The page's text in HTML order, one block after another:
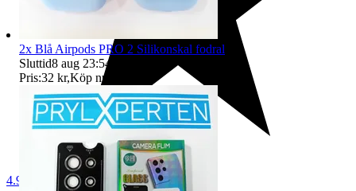
4.9
2x Blå Airpods PRO 2 Silikonskal fodral
Sluttid8 aug 23:54
Pris:32 kr,Köp nu